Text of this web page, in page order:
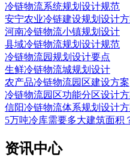
冷链物流系统规划设计规范
安宁农业冷链建设规划设计
河南冷链物流小镇规划设计
县域冷链物流规划设计规范
冷链物流园规划设计要点
生鲜冷链物流城规划设计
农产品冷链物流园区建设方案
冷链物流园区功能分区设计
信阳冷链物流体系规划设计
5万吨冷库需要多大建筑面积
资讯中心